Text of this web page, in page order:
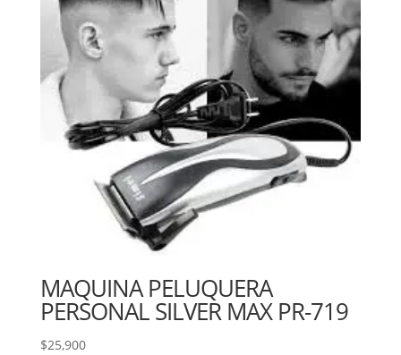
MAQUINA PELUQUERA
PERSONAL SILVER MAX PR-719
$25,900